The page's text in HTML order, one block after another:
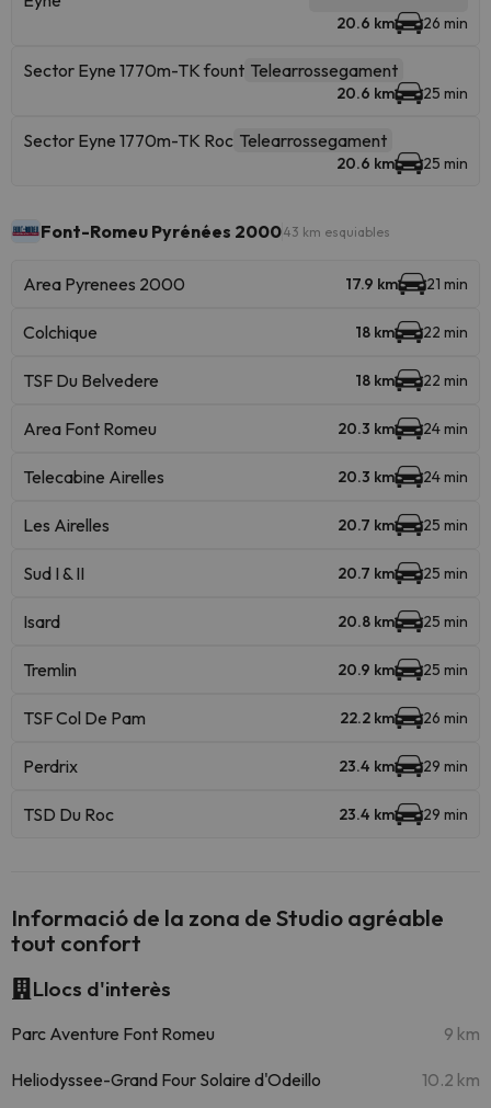
20.6 km 26 min
Sector Eyne 1770m-TK fount Telearrossegament
20.6 km 25 min
Sector Eyne 1770m-TK Roc Telearrossegament
20.6 km 25 min
Font-Romeu Pyrénées 200043 km esquiables
Area Pyrenees 2000 17.9 km 21 min
Colchique 18 km 22 min
TSF Du Belvedere 18 km 22 min
Area Font Romeu 20.3 km 24 min
Telecabine Airelles 20.3 km 24 min
Les Airelles 20.7 km 25 min
Sud I & II 20.7 km 25 min
Isard 20.8 km 25 min
Tremlin 20.9 km 25 min
TSF Col De Pam 22.2 km 26 min
Perdrix 23.4 km 29 min
TSD Du Roc 23.4 km 29 min
Informació de la zona de Studio agréable
tout confort
Llocs d'interès
Parc Aventure Font Romeu 9 km
Heliodyssee-Grand Four Solaire d'Odeillo 10.2 km